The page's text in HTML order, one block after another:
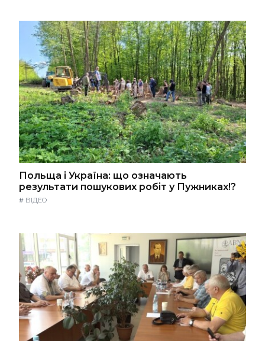
Польща і Україна: що означають
результати пошукових робіт у Пужниках!?
# ВІДЕО